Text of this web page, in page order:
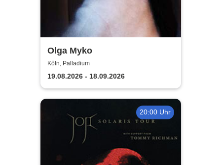
Olga Myko
Köln, Palladium
19.08.2026 - 18.09.2026
20:00 Uhr